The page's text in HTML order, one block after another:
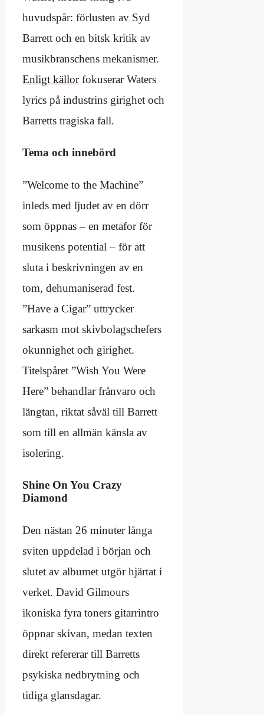
huvudspår: förlusten av Syd
Barrett och en bitsk kritik av
musikbranschens mekanismer.
Enligt källorfokuserar Waters
lyrics på industrins girighet och
Barretts tragiska fall.
Tema och innebörd
”Welcome to the Machine”
inleds med ljudet av en dörr
som öppnas – en metafor för
musikens potential – för att
sluta i beskrivningen av en
tom, dehumaniserad fest.
”Have a Cigar” uttrycker
sarkasm mot skivbolagschefers
okunnighet och girighet.
Titelspåret ”Wish You Were
Here” behandlar frånvaro och
längtan, riktat såväl till Barrett
som till en allmän känsla av
isolering.
Shine On You Crazy
Diamond
Den nästan 26 minuter långa
sviten uppdelad i början och
slutet av albumet utgör hjärtat i
verket. David Gilmours
ikoniska fyra toners gitarrintro
öppnar skivan, medan texten
direkt refererar till Barretts
psykiska nedbrytning och
tidiga glansdagar.